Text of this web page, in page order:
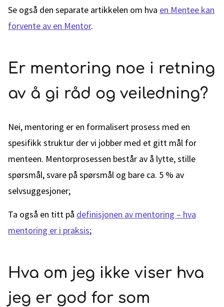
Se også den separate artikkelen om hva en Mentee kan
forvente av en Mentor.
Er mentoring noe i retning
av å gi råd og veiledning?
Nei, mentoring er en formalisert prosess med en
spesifikk struktur der vi jobber med et gitt mål for
menteen. Mentorprosessen består av å lytte, stille
spørsmål, svare på spørsmål og bare ca. 5 % av
selvsuggesjoner;
Ta også en titt på definisjonen av mentoring – hva
mentoring er i praksis;
Hva om jeg ikke viser hva
jeg er god for som